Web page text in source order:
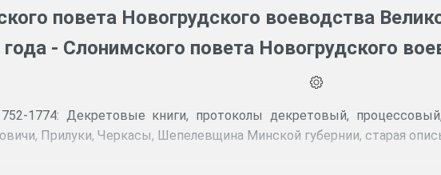
повета Новогрудского воеводства
года - Слонимского повета Новогрудского
1774: Декретовые книги, протоколы декретовый,
Прилуки, Черкасы, Шепелевщина Минской губернии, старая